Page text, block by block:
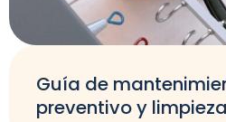
Guía de
preventivo y